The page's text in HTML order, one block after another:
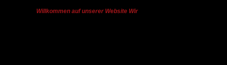
Willkommen auf unserer Website Wir haben von Ts3 zu Discord